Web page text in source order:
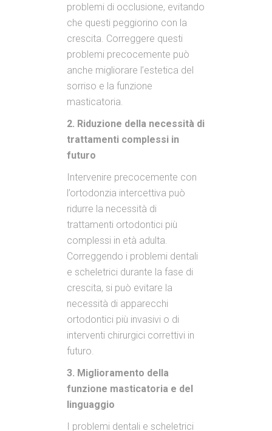
problemi di occlusione, evitando
che questi peggiorino con la
crescita. Correggere questi
problemi precocemente può
anche migliorare l’estetica del
sorriso e la funzione
masticatoria.
2. Riduzione della necessità di
trattamenti complessi in
futuro
Intervenire precocemente con
l’ortodonzia intercettiva può
ridurre la necessità di
trattamenti ortodontici più
complessi in età adulta.
Correggendo i problemi dentali
e scheletrici durante la fase di
crescita, si può evitare la
necessità di apparecchi
ortodontici più invasivi o di
interventi chirurgici correttivi in
futuro.
3. Miglioramento della
funzione masticatoria e del
linguaggio
I problemi dentali e scheletrici